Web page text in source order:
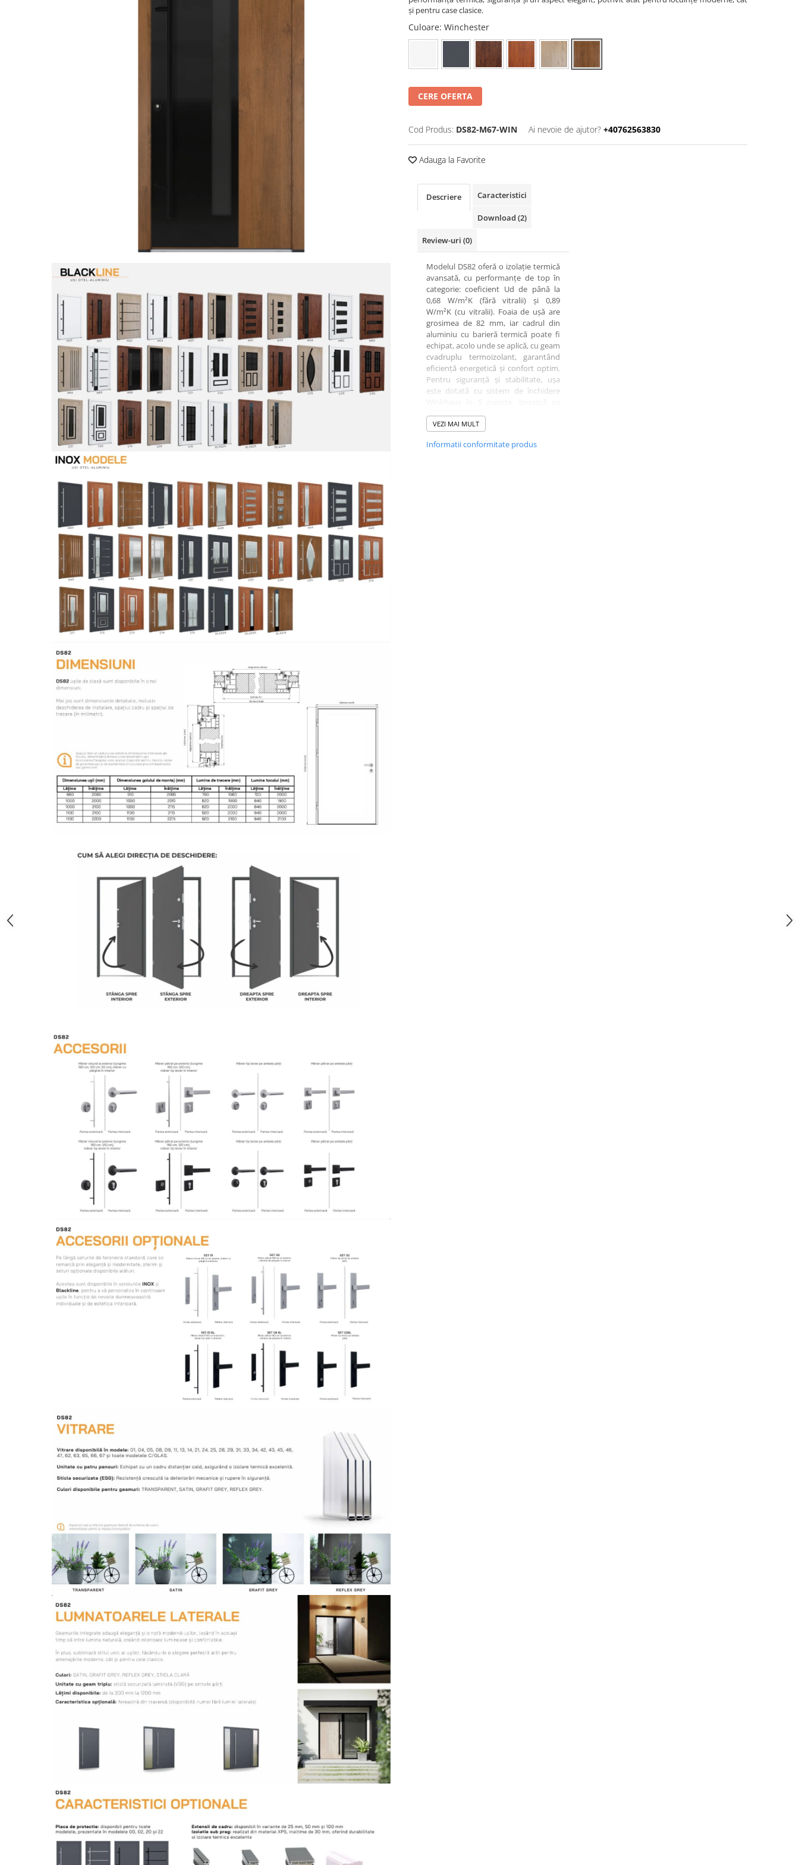
și pentru case clasice.
Culoare: Winchester
CERE OFERTA
Cod Produs: DS82-M67-WIN Ai nevoie de ajutor? +40762563830
Adauga la Favorite
Descriere Caracteristici
Download (2)
Review-uri (0)
Modelul DS82 oferă o izolație termică
avansată, cu performanțe de top în
categorie: coeficient Ud de până la
0,68 W/m²K (fără vitralii) și 0,89
W/m²K (cu vitralii). Foaia de ușă are
grosimea de 82 mm, iar cadrul din
aluminiu cu barieră termică poate fi
echipat, acolo unde se aplică, cu geam
cvadruplu termoizolant, garantând
eficiență energetică și confort optim.
Pentru siguranță și stabilitate, ușa
este dotată cu sistem de închidere
cilindru și 5 chei, funcție antiefracție și
antipanică, rozete cu protecție anti-
reglabile 3D. Designul poate fi
VEZI MAI MULT
Informatii conformitate produs